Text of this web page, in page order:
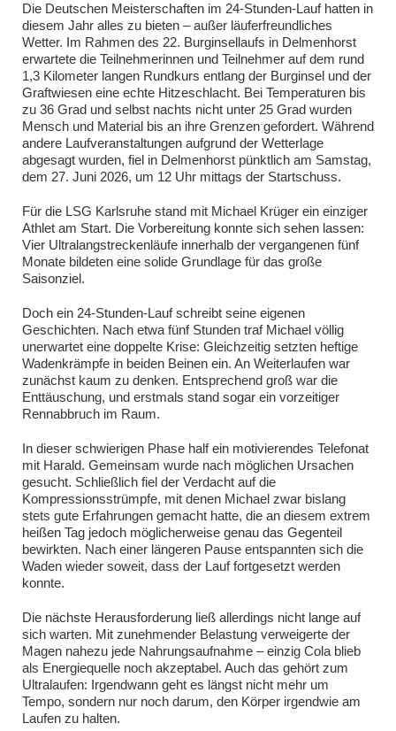
Die Deutschen Meisterschaften im 24-Stunden-Lauf hatten in
diesem Jahr alles zu bieten – außer läuferfreundliches
Wetter. Im Rahmen des 22. Burginsellaufs in Delmenhorst
erwartete die Teilnehmerinnen und Teilnehmer auf dem rund
1,3 Kilometer langen Rundkurs entlang der Burginsel und der
Graftwiesen eine echte Hitzeschlacht. Bei Temperaturen bis
zu 36 Grad und selbst nachts nicht unter 25 Grad wurden
Mensch und Material bis an ihre Grenzen gefordert. Während
andere Laufveranstaltungen aufgrund der Wetterlage
abgesagt wurden, fiel in Delmenhorst pünktlich am Samstag,
dem 27. Juni 2026, um 12 Uhr mittags der Startschuss.
Für die LSG Karlsruhe stand mit Michael Krüger ein einziger
Athlet am Start. Die Vorbereitung konnte sich sehen lassen:
Vier Ultralangstreckenläufe innerhalb der vergangenen fünf
Monate bildeten eine solide Grundlage für das große
Saisonziel.
Doch ein 24-Stunden-Lauf schreibt seine eigenen
Geschichten. Nach etwa fünf Stunden traf Michael völlig
unerwartet eine doppelte Krise: Gleichzeitig setzten heftige
Wadenkrämpfe in beiden Beinen ein. An Weiterlaufen war
zunächst kaum zu denken. Entsprechend groß war die
Enttäuschung, und erstmals stand sogar ein vorzeitiger
Rennabbruch im Raum.
In dieser schwierigen Phase half ein motivierendes Telefonat
mit Harald. Gemeinsam wurde nach möglichen Ursachen
gesucht. Schließlich fiel der Verdacht auf die
Kompressionsstrümpfe, mit denen Michael zwar bislang
stets gute Erfahrungen gemacht hatte, die an diesem extrem
heißen Tag jedoch möglicherweise genau das Gegenteil
bewirkten. Nach einer längeren Pause entspannten sich die
Waden wieder soweit, dass der Lauf fortgesetzt werden
konnte.
Die nächste Herausforderung ließ allerdings nicht lange auf
sich warten. Mit zunehmender Belastung verweigerte der
Magen nahezu jede Nahrungsaufnahme – einzig Cola blieb
als Energiequelle noch akzeptabel. Auch das gehört zum
Ultralaufen: Irgendwann geht es längst nicht mehr um
Tempo, sondern nur noch darum, den Körper irgendwie am
Laufen zu halten.